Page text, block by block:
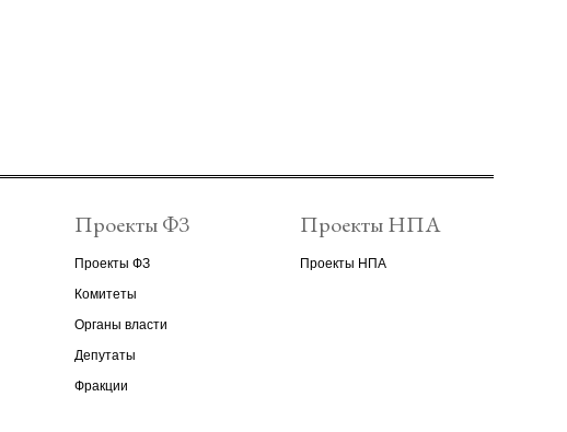
Проекты ФЗ
Проекты ФЗ
Комитеты
Органы власти
Депутаты
Фракции
Проекты НПА
Проекты НПА